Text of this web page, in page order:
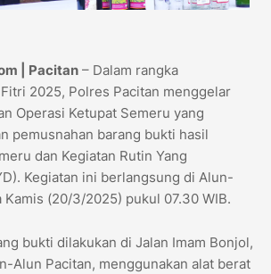
| Pacitan – Dalam rangka
2025, Polres Pacitan menggelar
Operasi Ketupat Semeru yang
pemusnahan barang bukti hasil
dan Kegiatan Rutin Yang
Kegiatan ini berlangsung di Alun-
Kamis (20/3/2025) pukul 07.30 WIB.
bukti dilakukan di Jalan Imam Bonjol,
Alun Pacitan, menggunakan alat berat